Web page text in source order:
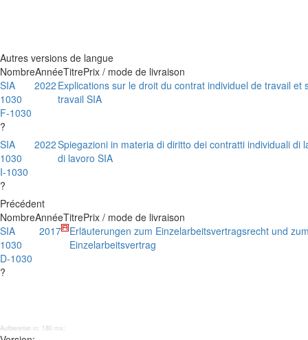
Autres versions de langue
NombreAnnéeTitrePrix / mode de livraison
SIA
1030
F-1030
?
2022 Explications sur le droit du contrat individuel de travail et
travail SIA
SIA
1030
I-1030
?
2022Spiegazioni in materia di diritto dei contratti individuali di
di lavoro SIA
Précédent
NombreAnnéeTitrePrix / mode de livraison
SIA
1030
D-1030
?
2017
Erläuterungen zum Einzelarbeitsvertragsrecht und
Einzelarbeitsvertrag
Aufbereitet in: 180 ms;